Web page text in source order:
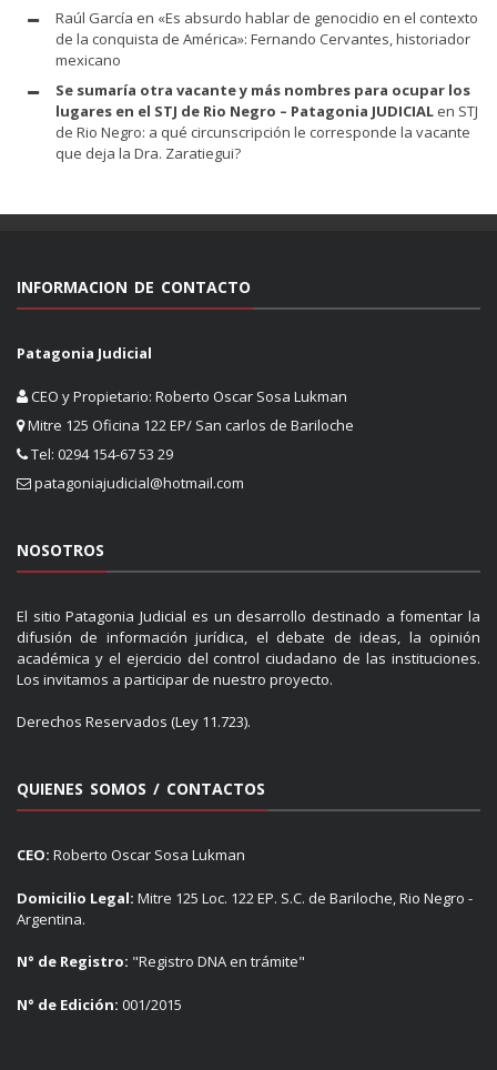
Raúl García en «Es absurdo hablar de genocidio en el contexto
de la conquista de América»: Fernando Cervantes, historiador
mexicano
Se sumaría otra vacante y más nombres para ocupar los
lugares en el STJ de Rio Negro – Patagonia JUDICIAL en STJ
de Rio Negro: a qué circunscripción le corresponde la vacante
que deja la Dra. Zaratiegui?
INFORMACION DE CONTACTO
Patagonia Judicial
CEO y Propietario: Roberto Oscar Sosa Lukman
Mitre 125 Oficina 122 EP/ San carlos de Bariloche
Tel: 0294 154-67 53 29
patagoniajudicial@hotmail.com
NOSOTROS
El sitio Patagonia Judicial es un desarrollo destinado a fomentar la
difusión de información jurídica, el debate de ideas, la opinión
académica y el ejercicio del control ciudadano de las instituciones.
Los invitamos a participar de nuestro proyecto.
Derechos Reservados (Ley 11.723).
QUIENES SOMOS / CONTACTOS
CEO: Roberto Oscar Sosa Lukman
Domicilio Legal: Mitre 125 Loc. 122 EP. S.C. de Bariloche, Rio Negro -
Argentina.
N° de Registro: "Registro DNA en trámite"
N° de Edición: 001/2015